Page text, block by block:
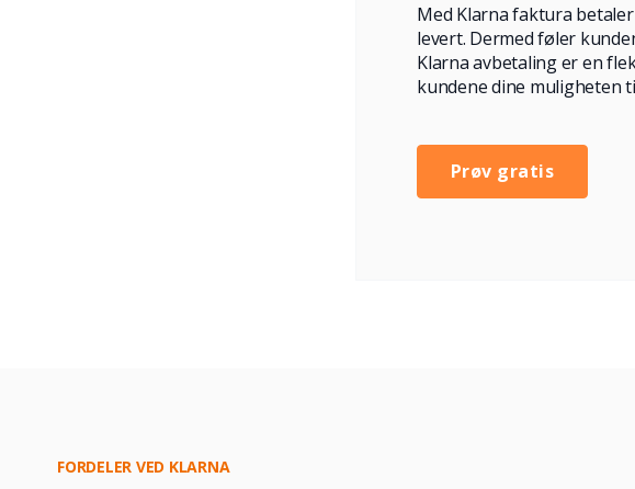
Med Klarna faktura
levert. Dermed føler
Klarna avbetaling er en
kundene dine muligheten
Prøv gratis
FORDELER VED KLARNA